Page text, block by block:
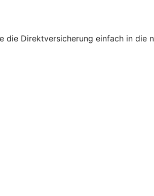
Direktversicherung einfach in die